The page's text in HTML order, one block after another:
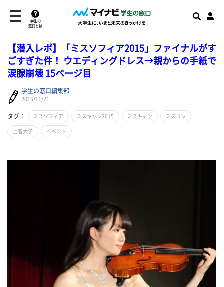
学生の
窓口とは
【潜入レポ】「ミスソフィア2015」ファイナルがす
ごすぎた件！ ウエディングドレス→親からの手紙で
涙腺崩壊 15ページ目
学生の窓口編集部
2015/11/21
タグ： ミスソフィア ミスキャン2015 ミスキャン ミスコン
上智大学 イベント